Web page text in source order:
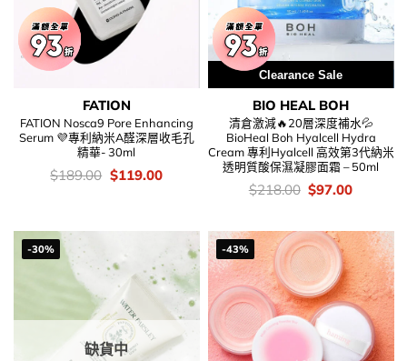
FATION
FATION Nosca9 Pore Enhancing
Serum 💜專利納米A醛深層收毛孔
精華- 30ml
價
錢：
$189.00 Original
price
$119.00Current
Clearance Sale
BIO HEAL BOH
清倉激減🔥20層深度補水💦
BioHeal Boh Hyalcell Hydra
Cream 專利Hyalcell 高效第3代納米
透明質酸保濕凝膠面霜 – 50ml
價
錢：
$218.00 Original
price
$218.00.
$97.00Current
$97.00.
-30%
缺貨中
-43%